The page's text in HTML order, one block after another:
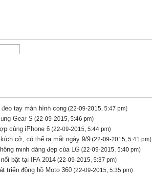
tay màn hình cong (22-09-2015, 5:47 pm)
Gear S (22-09-2015, 5:46 pm)
cùng iPhone 6 (22-09-2015, 5:44 pm)
cỡ, có thể ra mắt ngày 9/9 (22-09-2015, 5:41 pm)
minh dáng đẹp của LG (22-09-2015, 5:40 pm)
bật tại IFA 2014 (22-09-2015, 5:37 pm)
triển đồng hồ Moto 360 (22-09-2015, 5:35 pm)